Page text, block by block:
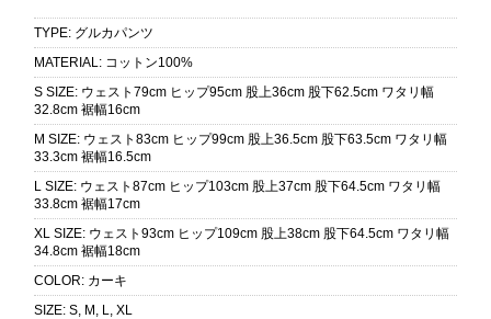
TYPE: グルカパンツ
MATERIAL: コットン100%
S SIZE: ウェスト79cm ヒップ95cm 股上36cm 股下62.5cm ワタリ幅
32.8cm 裾幅16cm
M SIZE: ウェスト83cm ヒップ99cm 股上36.5cm 股下63.5cm ワタリ幅
33.3cm 裾幅16.5cm
L SIZE: ウェスト87cm ヒップ103cm 股上37cm 股下64.5cm ワタリ幅
33.8cm 裾幅17cm
XL SIZE: ウェスト93cm ヒップ109cm 股上38cm 股下64.5cm ワタリ幅
34.8cm 裾幅18cm
COLOR: カーキ
SIZE: S, M, L, XL